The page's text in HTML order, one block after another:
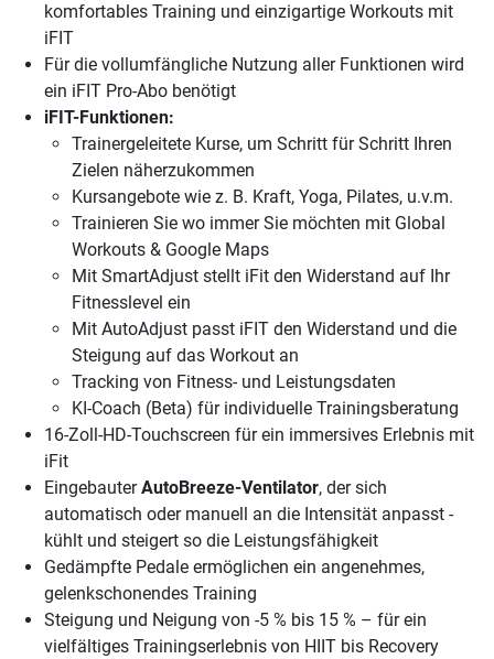
komfortables Training und einzigartige Workouts mit
iFIT
Für die vollumfängliche Nutzung aller Funktionen wird
ein iFIT Pro-Abo benötigt
iFIT-Funktionen:
Trainergeleitete Kurse, um Schritt für Schritt Ihren
Zielen näherzukommen
Kursangebote wie z. B. Kraft, Yoga, Pilates, u.v.m.
Trainieren Sie wo immer Sie möchten mit Global
Workouts & Google Maps
Mit SmartAdjust stellt iFit den Widerstand auf Ihr
Fitnesslevel ein
Mit AutoAdjust passt iFIT den Widerstand und die
Steigung auf das Workout an
Tracking von Fitness- und Leistungsdaten
KI-Coach (Beta) für individuelle Trainingsberatung
16-Zoll-HD-Touchscreen für ein immersives Erlebnis mit
iFit
EingebauterAutoBreeze-Ventilator, der sich
automatisch oder manuell an die Intensität anpasst -
kühlt und steigert so die Leistungsfähigkeit
Gedämpfte Pedale ermöglichen ein angenehmes,
gelenkschonendes Training
Steigung und Neigung von -5 % bis 15 % – für ein
vielfältiges Trainingserlebnis von HIIT bis Recovery